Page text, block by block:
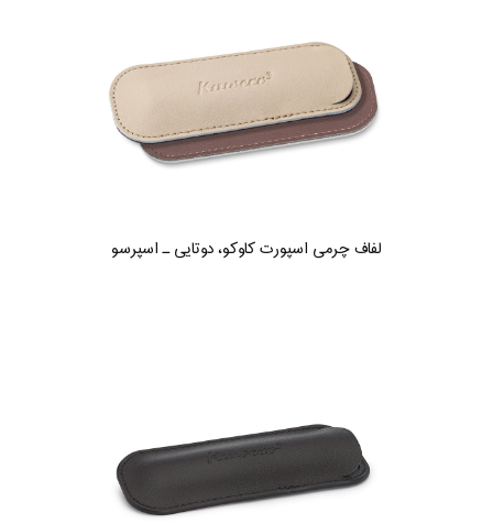
لفاف چرمی اسپورت کاوکو، دوتایی ـ اسپرسو